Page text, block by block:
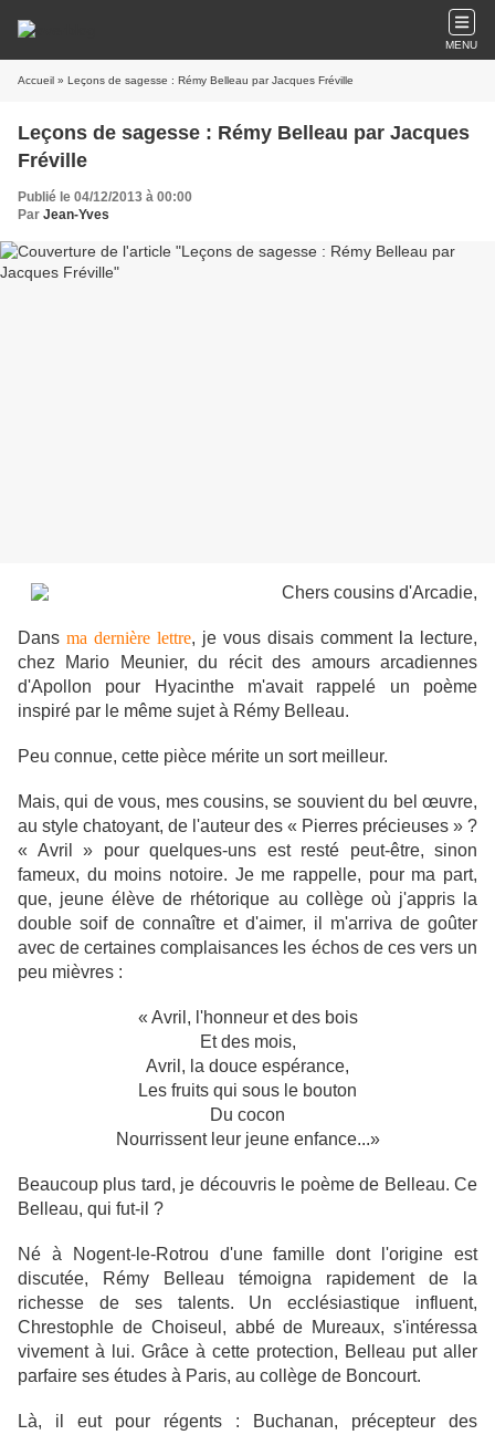
MENU
Accueil » Leçons de sagesse : Rémy Belleau par Jacques Fréville
Leçons de sagesse : Rémy Belleau par Jacques
Fréville
Publié le 04/12/2013 à 00:00
Par Jean-Yves
Chers cousins d'Arcadie,
Dans ma dernière lettre, je vous disais comment la lecture,
chez Mario Meunier, du récit des amours arcadiennes
d'Apollon pour Hyacinthe m'avait rappelé un poème
inspiré par le même sujet à Rémy Belleau.
Peu connue, cette pièce mérite un sort meilleur.
Mais, qui de vous, mes cousins, se souvient du bel œuvre,
au style chatoyant, de l'auteur des « Pierres précieuses » ?
« Avril » pour quelques-uns est resté peut-être, sinon
fameux, du moins notoire. Je me rappelle, pour ma part,
que, jeune élève de rhétorique au collège où j'appris la
double soif de connaître et d'aimer, il m'arriva de goûter
avec de certaines complaisances les échos de ces vers un
peu mièvres :
« Avril, l'honneur et des bois
Et des mois,
Avril, la douce espérance,
Les fruits qui sous le bouton
Du cocon
Nourrissent leur jeune enfance...»
Beaucoup plus tard, je découvris le poème de Belleau. Ce
Belleau, qui fut-il ?
Né à Nogent-le-Rotrou d'une famille dont l'origine est
discutée, Rémy Belleau témoigna rapidement de la
richesse de ses talents. Un ecclésiastique influent,
Chrestophle de Choiseul, abbé de Mureaux, s'intéressa
vivement à lui. Grâce à cette protection, Belleau put aller
parfaire ses études à Paris, au collège de Boncourt.
Là, il eut pour régents : Buchanan, précepteur des